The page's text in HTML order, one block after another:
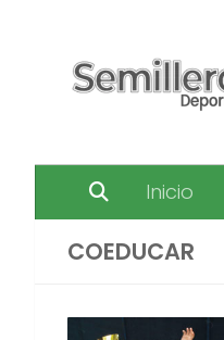
Inicio
COEDUCAR